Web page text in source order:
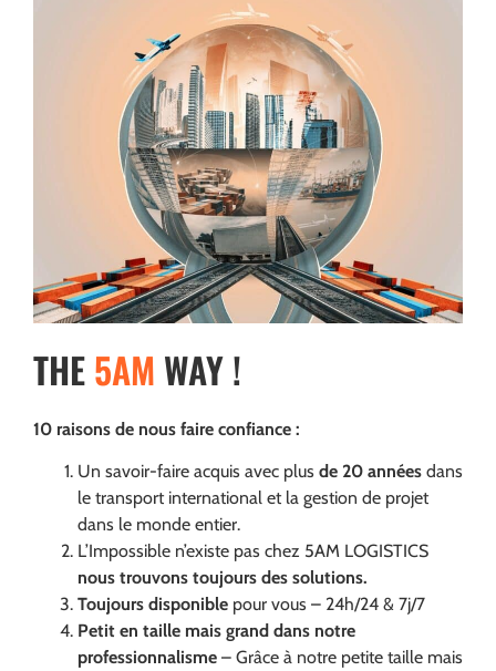
THE5AM WAY !
10 raisons de nous faire confiance :
Un savoir-faire acquis avec plus de 20 années dans
le transport international et la gestion de projet
dans le monde entier.
L’Impossible n’existe pas chez 5AM LOGISTICS
nous trouvons toujours des solutions.
Toujours disponible pour vous – 24h/24 & 7j/7
Petit en taille mais grand dans notre
professionnalisme – Grâce à notre petite taille mais